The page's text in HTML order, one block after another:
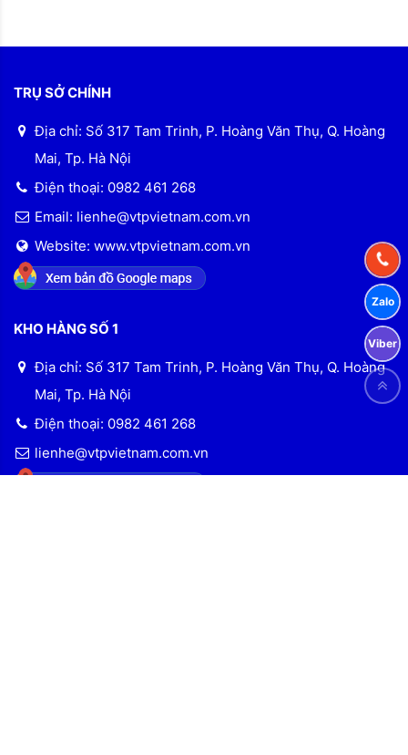
TRỤ SỞ CHÍNH
Địa chỉ: Số 317 Tam Trinh, P. Hoàng Văn Thụ, Q. Hoàng
Mai, Tp. Hà Nội
Điện thoại: 0982 461 268
Email: lienhe@vtpvietnam.com.vn
Website: www.vtpvietnam.com.vn
KHO HÀNG SỐ 1
Địa chỉ: Số 317 Tam Trinh, P. Hoàng Văn Thụ, Q. Hoàng
Mai, Tp. Hà Nội
Điện thoại: 0982 461 268
lienhe@vtpvietnam.com.vn